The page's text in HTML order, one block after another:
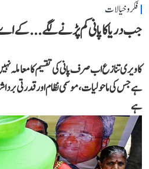
فکر و خیالات
جب دریا کا پانی کم پڑنے لگے...کے
کاویری تنازع اب صرف پانی کی تقسیم کا معاملہ نہیں
ہے جس کی ماحولیات، موسمی نظام اور قدرتی
ہے